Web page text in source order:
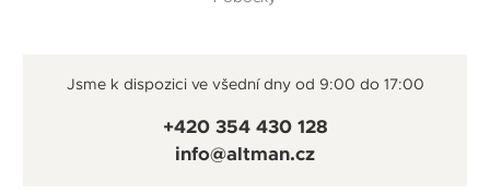
Jsme k dispozici ve všední dny od 9:00 do 17:00
+420 354 430 128
info@altman.cz